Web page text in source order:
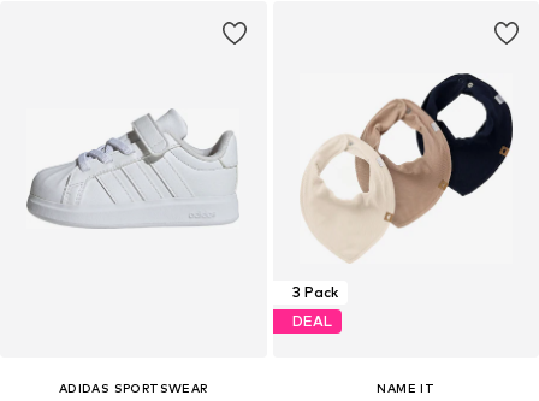
ADIDAS SPORTSWEAR
3 Pack
DEAL
NAME IT